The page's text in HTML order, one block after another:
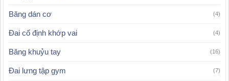
Băng dán cơ (4)
Đai cố định khớp vai (4)
Băng khuỷu tay (16)
Đai lưng tập gym (7)